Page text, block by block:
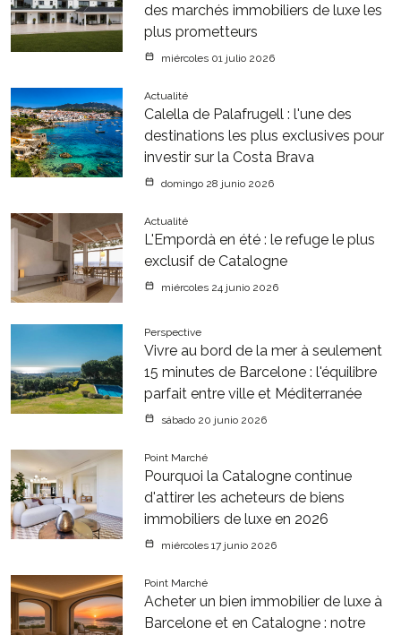
des marchés immobiliers de luxe les
plus prometteurs
miércoles 01 julio 2026
Actualité
Calella de Palafrugell : l'une des
destinations les plus exclusives pour
investir sur la Costa Brava
domingo 28 junio 2026
Actualité
L'Empordà en été : le refuge le plus
exclusif de Catalogne
miércoles 24 junio 2026
Perspective
Vivre au bord de la mer à seulement
15 minutes de Barcelone : l'équilibre
parfait entre ville et Méditerranée
sábado 20 junio 2026
Point Marché
Pourquoi la Catalogne continue
d'attirer les acheteurs de biens
immobiliers de luxe en 2026
miércoles 17 junio 2026
Point Marché
Acheter un bien immobilier de luxe à
Barcelone et en Catalogne : notre